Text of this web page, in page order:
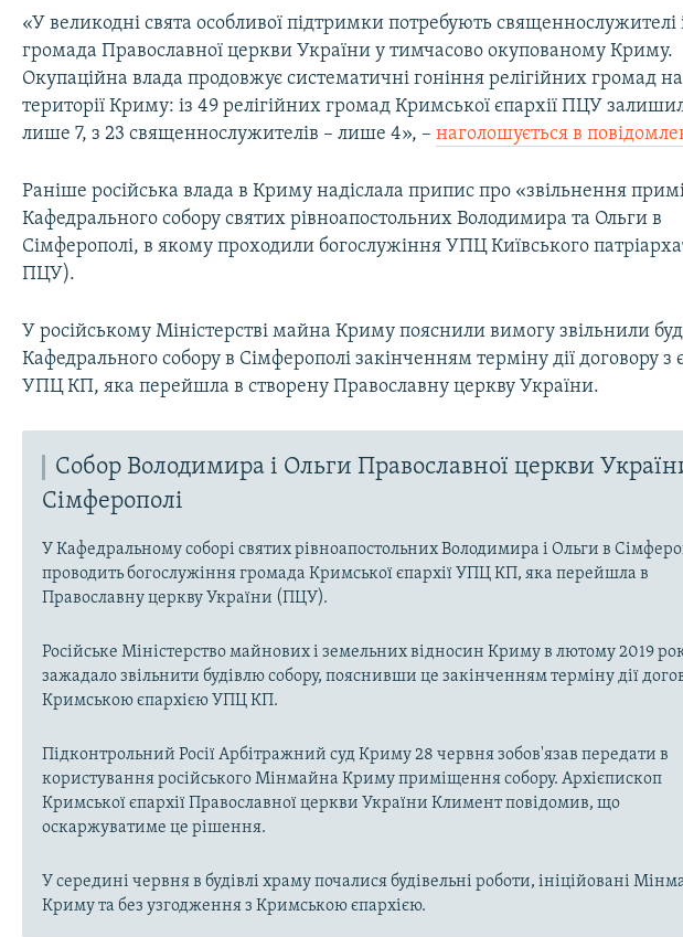
«У великодні свята особливої підтримки потребують священнослужителі
громада Православної церкви України у тимчасово окупованому Криму.
Окупаційна влада продовжує систематичні гоніння релігійних громад на
території Криму: із 49 релігійних громад Кримської єпархії ПЦУ
лише 7, з 23 священнослужителів – лише 4», –наголошується в
Раніше російська влада в Криму надіслала припис про «звільнення
Кафедрального собору святих рівноапостольних Володимира та Ольги в
Сімферополі, в якому проходили богослужіння УПЦ Київського
ПЦУ).
У російському Міністерстві майна Криму пояснили вимогу звільнили
Кафедрального собору в Сімферополі закінченням терміну дії договору з
УПЦ КП, яка перейшла в створену Православну церкву України.
Собор Володимира і Ольги Православної церкви
Сімферополі
У Кафедральному соборі святих рівноапостольних Володимира і Ольги в
проводить богослужіння громада Кримської єпархії УПЦ КП, яка перейшла в
Православну церкву України (ПЦУ).
Російське Міністерство майнових і земельних відносин Криму в лютому 2019
зажадало звільнити будівлю собору, пояснивши це закінченням терміну дії
Кримською єпархією УПЦ КП.
Підконтрольний Росії Арбітражний суд Криму 28 червня зобов'язав передати в
користування російського Мінмайна Криму приміщення собору. Архієпископ
Кримської єпархії Православної церкви України Климент повідомив, що
оскаржуватиме це рішення.
У середині червня в будівлі храму почалися будівельні роботи, ініційовані
Криму та без узгодження з Кримською єпархією.